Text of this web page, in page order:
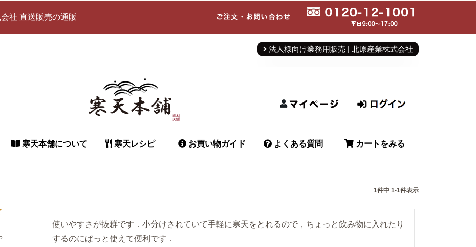
社 直送販売の通販
法人様向け業務用販売 | 北原産業株式会社
寒天本舗について 寒天レシピ お買い物ガイド よくある質問 カートをみる
1件中 1-1件表示
使いやすさが抜群です．小分けされていて手軽に寒天をとれるので，ちょっと飲み物に入れたり
するのにぱっと使えて便利です．